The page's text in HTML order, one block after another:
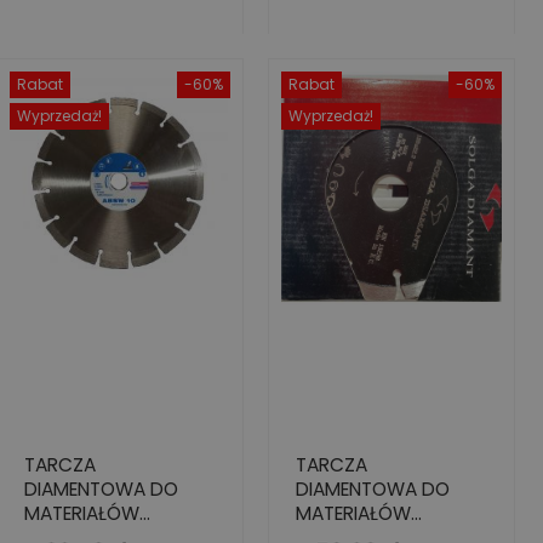
-60%
Rabat
Wyprzedaż!
TARCZA
DIAMENTOWA DO
MATERIAŁÓW
ABRAZYJNYCH I
-60%
Rabat
Wyprzedaż!
TARCZA
DIAMENTOWA DO
MATERIAŁÓW
ABRAZYJNYCH PRO,